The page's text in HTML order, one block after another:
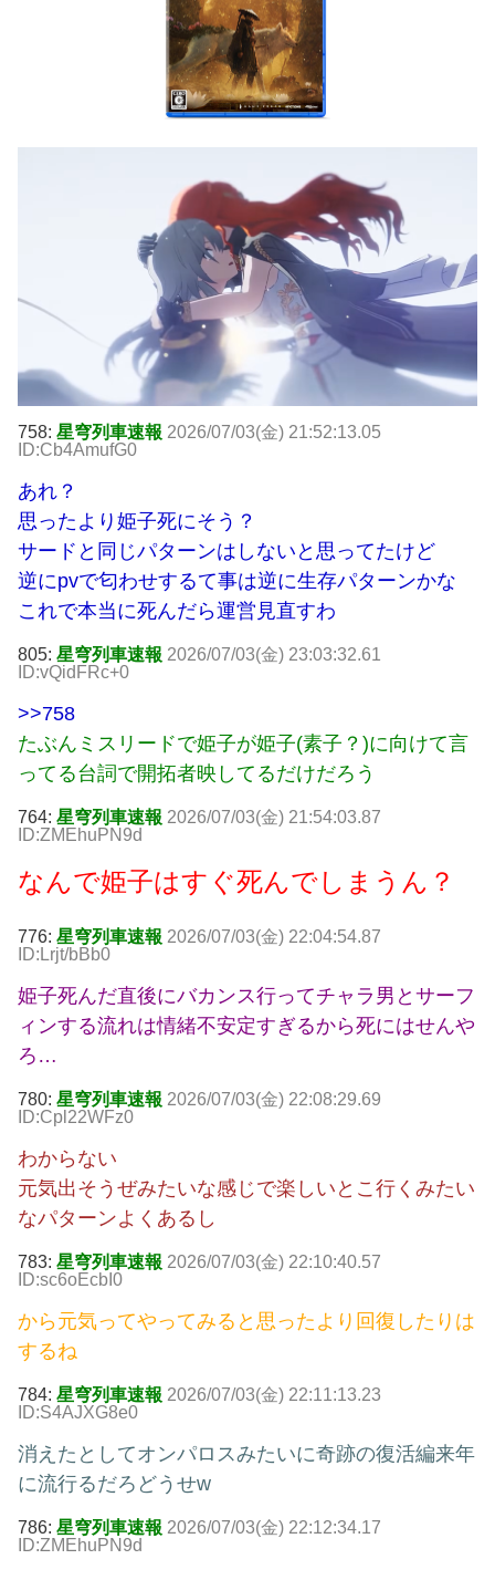
758: 星穹列車速報 2026/07/03(金) 21:52:13.05
ID:Cb4AmufG0
あれ？
思ったより姫子死にそう？
サードと同じパターンはしないと思ってたけど
逆にpvで匂わせするて事は逆に生存パターンかな
これで本当に死んだら運営見直すわ
805: 星穹列車速報 2026/07/03(金) 23:03:32.61
ID:vQidFRc+0
>>758
たぶんミスリードで姫子が姫子(素子？)に向けて言
ってる台詞で開拓者映してるだけだろう
764: 星穹列車速報 2026/07/03(金) 21:54:03.87
ID:ZMEhuPN9d
なんで姫子はすぐ死んでしまうん？
776: 星穹列車速報 2026/07/03(金) 22:04:54.87
ID:Lrjt/bBb0
姫子死んだ直後にバカンス行ってチャラ男とサーフ
ィンする流れは情緒不安定すぎるから死にはせんや
ろ…
780: 星穹列車速報 2026/07/03(金) 22:08:29.69
ID:Cpl22WFz0
わからない
元気出そうぜみたいな感じで楽しいとこ行くみたい
なパターンよくあるし
783: 星穹列車速報 2026/07/03(金) 22:10:40.57
ID:sc6oEcbI0
から元気ってやってみると思ったより回復したりは
するね
784: 星穹列車速報 2026/07/03(金) 22:11:13.23
ID:S4AJXG8e0
消えたとしてオンパロスみたいに奇跡の復活編来年
に流行るだろどうせw
786: 星穹列車速報 2026/07/03(金) 22:12:34.17
ID:ZMEhuPN9d